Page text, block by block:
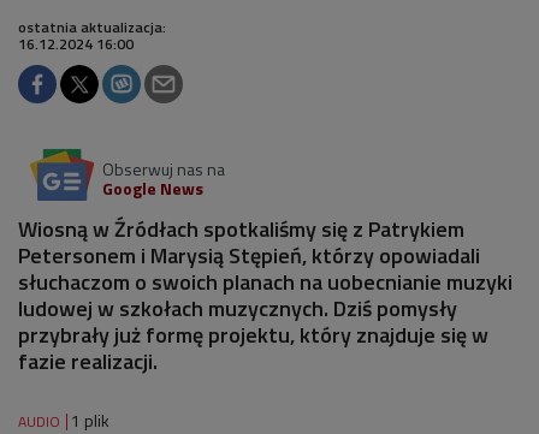
ostatnia aktualizacja:
16.12.2024 16:00
Obserwuj nas na
Google News
Wiosną w Źródłach spotkaliśmy się z Patrykiem
Petersonem i Marysią Stępień, którzy opowiadali
słuchaczom o swoich planach na uobecnianie muzyki
ludowej w szkołach muzycznych. Dziś pomysły
przybrały już formę projektu, który znajduje się w
fazie realizacji.
AUDIO 1 plik